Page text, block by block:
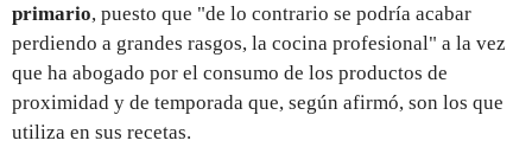
primario, puesto que "de lo contrario se podría acabar
perdiendo a grandes rasgos, la cocina profesional" a la vez
que ha abogado por el consumo de los productos de
proximidad y de temporada que, según afirmó, son los que
utiliza en sus recetas.